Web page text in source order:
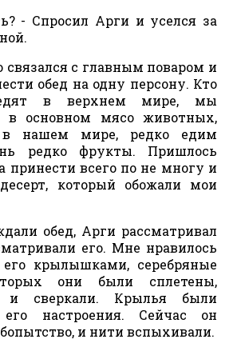
- Спросил Арги и уселся за
с главным поваром и
обед на одну персону. Кто
в верхнем мире, мы
в основном мясо животных,
нашем мире, редко едим
редко фрукты. Пришлось
принести всего по не многу и
который обожали мои
обед, Арги рассматривал
его. Мне нравилось
крылышками, серебряные
они были сплетены,
и сверкали. Крылья были
его настроения. Сейчас он
и нити вспыхивали.